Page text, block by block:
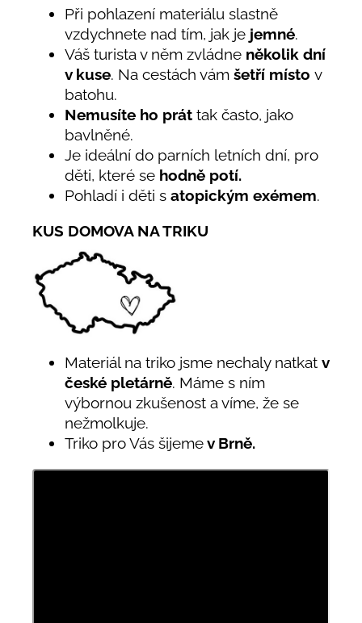
Při pohlazení materiálu slastně
vzdychnete nad tím, jak je jemné.
Váš turista v něm zvládne několik dní
v kuse. Na cestách vám šetří místo v
batohu.
Nemusíte ho prát tak často, jako
bavlněné.
Je ideální do parních letních dní, pro
děti, které se hodně potí.
Pohladí i děti s atopickým exémem.
KUS DOMOVA NA TRIKU
Materiál na triko jsme nechaly natkat v
české pletárně. Máme s ním
výbornou zkušenost a víme, že se
nežmolkuje.
Triko pro Vás šijemev Brně.